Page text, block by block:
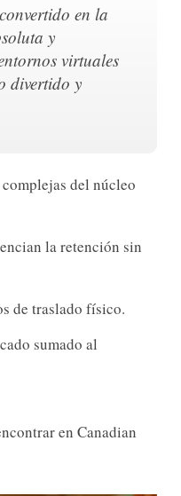
en la
y
virtuales
divertido y
del núcleo
la retención sin
de traslado físico.
sumado al
en Canadian